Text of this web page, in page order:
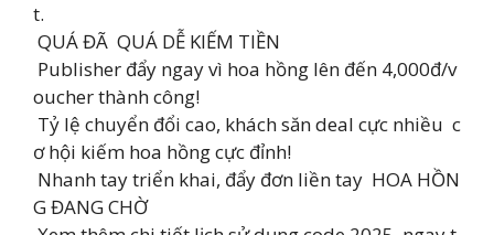
t.
QUÁ ĐÃ QUÁ DỄ KIẾM TIỀN
Publisher đẩy ngay vì hoa hồng lên đến 4,000đ/v
oucher thành công!
Tỷ lệ chuyển đổi cao, khách săn deal cực nhiều c
ơ hội kiếm hoa hồng cực đỉnh!
Nhanh tay triển khai, đẩy đơn liền tay HOA HỒN
G ĐANG CHỜ